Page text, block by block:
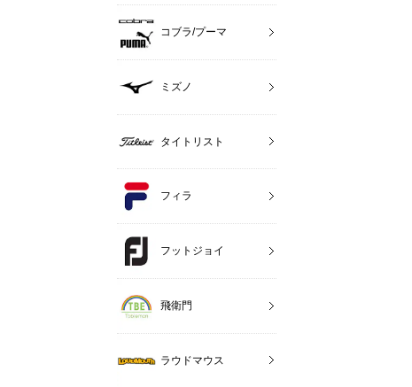
コブラ/プーマ
ミズノ
タイトリスト
フィラ
フットジョイ
飛衛門
ラウドマウス